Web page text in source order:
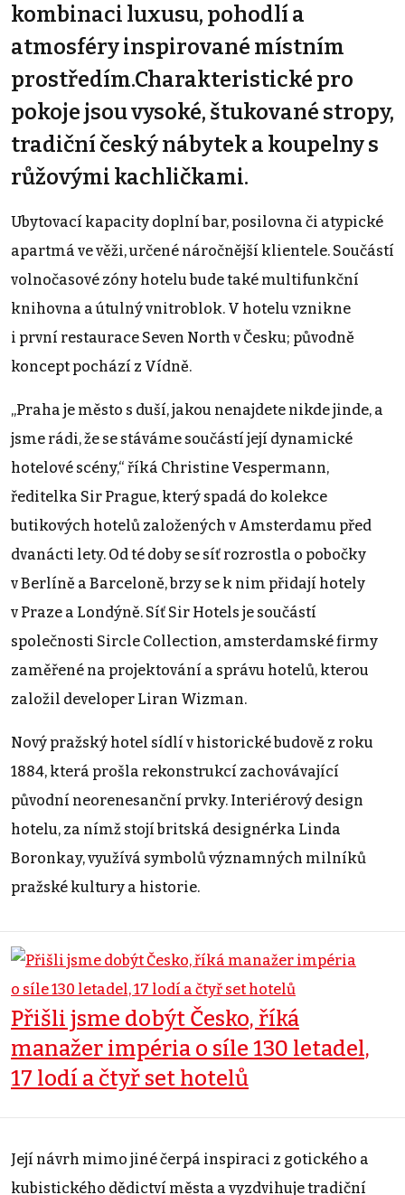
kombinaci luxusu, pohodlí a
atmosféry inspirované místním
prostředím.Charakteristické pro
pokoje jsou vysoké, štukované stropy,
tradiční český nábytek a koupelny s
růžovými kachličkami.
Ubytovací kapacity doplní bar, posilovna či atypické
apartmá ve věži, určené náročnější klientele. Součástí
volnočasové zóny hotelu bude také multifunkční
knihovna a útulný vnitroblok. V hotelu vznikne
i první restaurace Seven North v Česku; původně
koncept pochází z Vídně.
„Praha je město s duší, jakou nenajdete nikde jinde, a
jsme rádi, že se stáváme součástí její dynamické
hotelové scény,“ říká Christine Vespermann,
ředitelka Sir Prague, který spadá do kolekce
butikových hotelů založených v Amsterdamu před
dvanácti lety. Od té doby se síť rozrostla o pobočky
v Berlíně a Barceloně, brzy se k nim přidají hotely
v Praze a Londýně. Síť Sir Hotels je součástí
společnosti Sircle Collection, amsterdamské firmy
zaměřené na projektování a správu hotelů, kterou
založil developer Liran Wizman.
Nový pražský hotel sídlí v historické budově z roku
1884, která prošla rekonstrukcí zachovávající
původní neorenesanční prvky. Interiérový design
hotelu, za nímž stojí britská designérka Linda
Boronkay, využívá symbolů významných milníků
pražské kultury a historie.
Přišli jsme dobýt Česko, říká
manažer impéria o síle 130 letadel,
17 lodí a čtyř set hotelů
Její návrh mimo jiné čerpá inspiraci z gotického a
kubistického dědictví města a vyzdvihuje tradiční